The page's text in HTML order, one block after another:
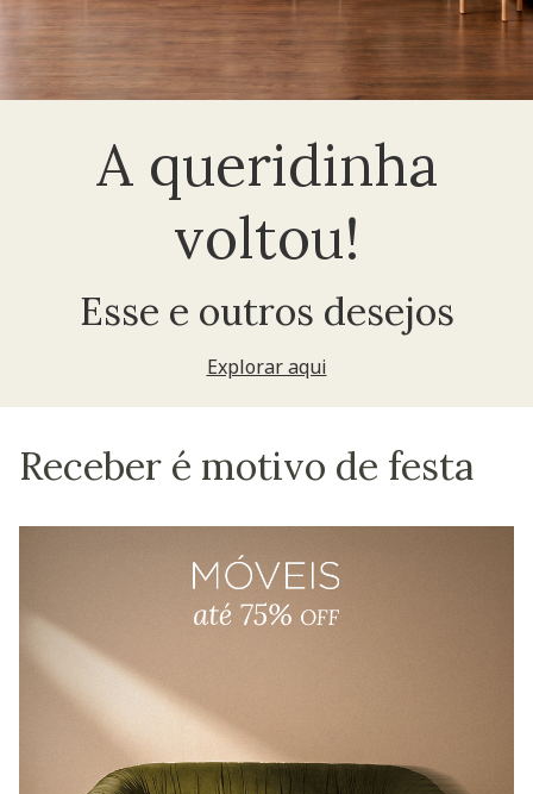
A queridinha
voltou!
Esse e outros desejos
Explorar aqui
Receber é motivo de festa